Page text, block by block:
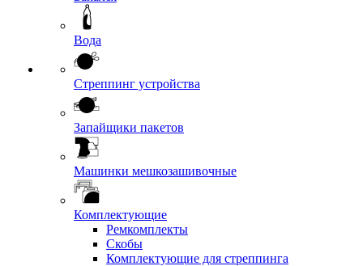
Вода
Стреппинг устройства
Запайщики пакетов
Машинки мешкозашивочные
Комплектующие
Ремкомплекты
Скобы
Комплектующие для стреппинга